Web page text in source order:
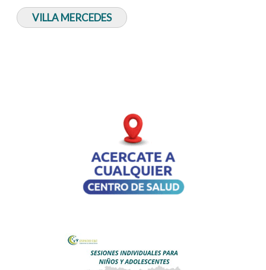
VILLA MERCEDES